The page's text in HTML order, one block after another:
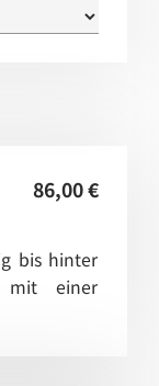
bis hinter
mit einer
86,00 €